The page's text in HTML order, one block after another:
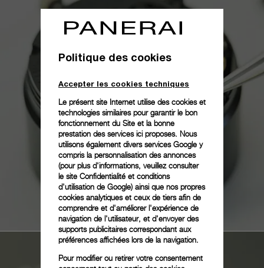
Politique des cookies
Accepter les cookies techniques
Le présent site Internet utilise des cookies et
technologies similaires pour garantir le bon
fonctionnement du Site et la bonne
prestation des services ici proposes. Nous
utilisons également divers services Google y
compris la personnalisation des annonces
(pour plus d'informations, veuillez consulter
le site Confidentialité et conditions
d'utilisation de Google) ainsi que nos propres
cookies analytiques et ceux de tiers afin de
comprendre et d'améliorer l'expérience de
navigation de l'utilisateur, et d'envoyer des
supports publicitaires correspondant aux
préférences affichées lors de la navigation.
Pour modifier ou retirer votre consentement